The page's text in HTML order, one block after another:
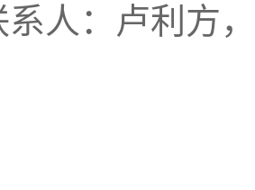
系人：卢利方，